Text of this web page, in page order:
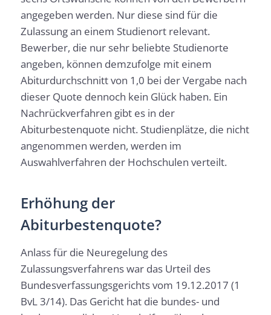
angegeben werden. Nur diese sind für die
Zulassung an einem Studienort relevant.
Bewerber, die nur sehr beliebte Studienorte
angeben, können demzufolge mit einem
Abiturdurchschnitt von 1,0 bei der Vergabe nach
dieser Quote dennoch kein Glück haben. Ein
Nachrückverfahren gibt es in der
Abiturbestenquote nicht. Studienplätze, die nicht
angenommen werden, werden im
Auswahlverfahren der Hochschulen verteilt.
Erhöhung der
Abiturbestenquote?
Anlass für die Neuregelung des
Zulassungsverfahrens war das Urteil des
Bundesverfassungsgerichts vom 19.12.2017 (1
BvL 3/14). Das Gericht hat die bundes- und